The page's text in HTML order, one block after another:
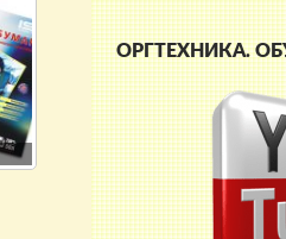
ОРГТЕХНИКА.